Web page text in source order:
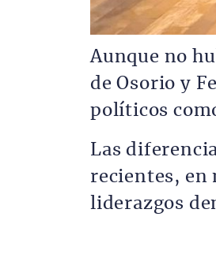
Aunque no
de Osorio y
políticos
Las
recientes, en
liderazgos